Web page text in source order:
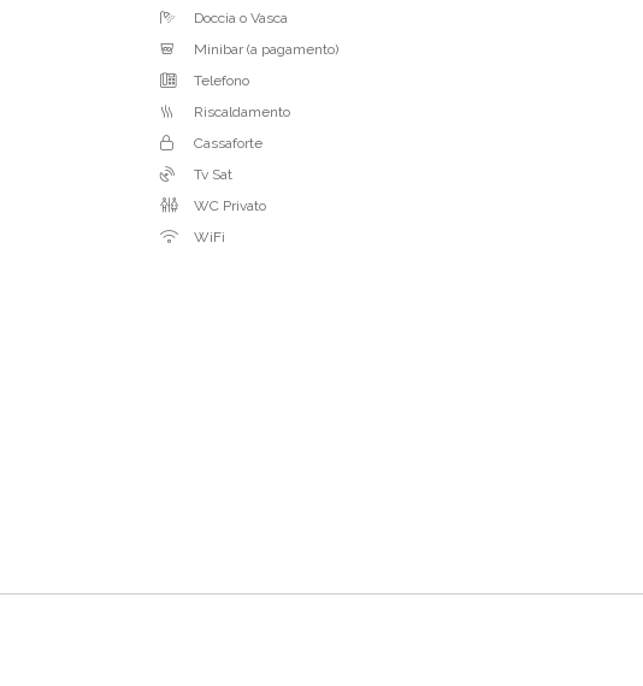
Minibar (a pagamento)
Telefono
Riscaldamento
Cassaforte
Tv Sat
WC Privato
WiFi